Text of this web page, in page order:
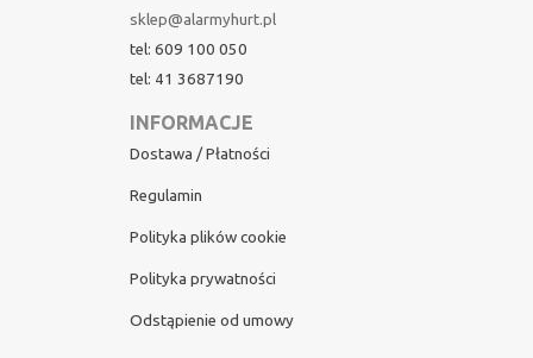
sklep@alarmyhurt.pl
tel: 609 100 050
tel: 41 3687190
INFORMACJE
Dostawa / Płatności
Regulamin
Polityka plików cookie
Polityka prywatności
Odstąpienie od umowy